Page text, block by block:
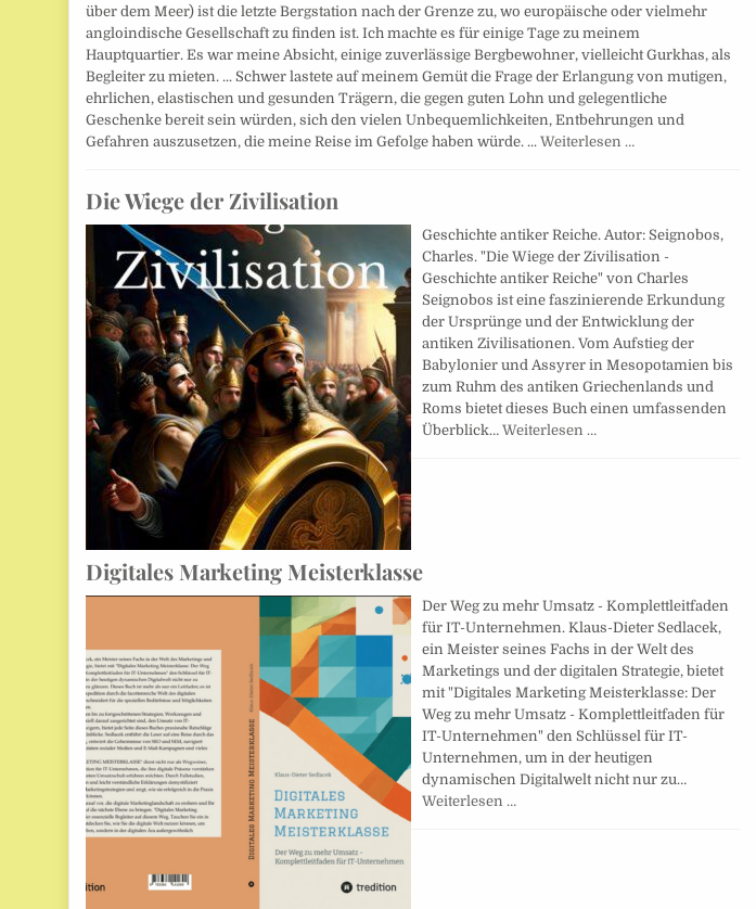
über dem Meer) ist die letzte Bergstation nach der Grenze zu, wo europäische oder vielmehr
angloindische Gesellschaft zu finden ist. Ich machte es für einige Tage zu meinem
Hauptquartier. Es war meine Absicht, einige zuverlässige Bergbewohner, vielleicht Gurkhas, als
Begleiter zu mieten. ... Schwer lastete auf meinem Gemüt die Frage der Erlangung von mutigen,
ehrlichen, elastischen und gesunden Trägern, die gegen guten Lohn und gelegentliche
Geschenke bereit sein würden, sich den vielen Unbequemlichkeiten, Entbehrungen und
Gefahren auszusetzen, die meine Reise im Gefolge haben würde. ...Weiterlesen …
Die Wiege der Zivilisation
Geschichte antiker Reiche. Autor: Seignobos,
Charles. "Die Wiege der Zivilisation -
Geschichte antiker Reiche" von Charles
Seignobos ist eine faszinierende Erkundung
der Ursprünge und der Entwicklung der
antiken Zivilisationen. Vom Aufstieg der
Babylonier und Assyrer in Mesopotamien bis
zum Ruhm des antiken Griechenlands und
Roms bietet dieses Buch einen umfassenden
Überblick…Weiterlesen …
Digitales Marketing Meisterklasse
Der Weg zu mehr Umsatz - Komplettleitfaden
für IT-Unternehmen. Klaus-Dieter Sedlacek,
ein Meister seines Fachs in der Welt des
Marketings und der digitalen Strategie, bietet
mit "Digitales Marketing Meisterklasse: Der
Weg zu mehr Umsatz - Komplettleitfaden für
IT-Unternehmen" den Schlüssel für IT-
Unternehmen, um in der heutigen
dynamischen Digitalwelt nicht nur zu…
Weiterlesen …